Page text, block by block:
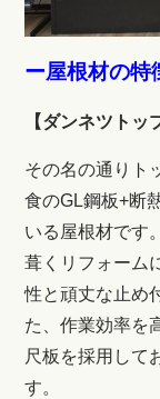
ー屋根材の特
【ダンネツトッ
その名の通りト
食のGL鋼板+断
いる屋根材です
葺くリフォーム
性と頑丈な止め
た、作業効率を
尺板を採用して
す。